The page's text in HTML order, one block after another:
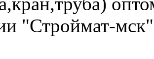
"Строймат-